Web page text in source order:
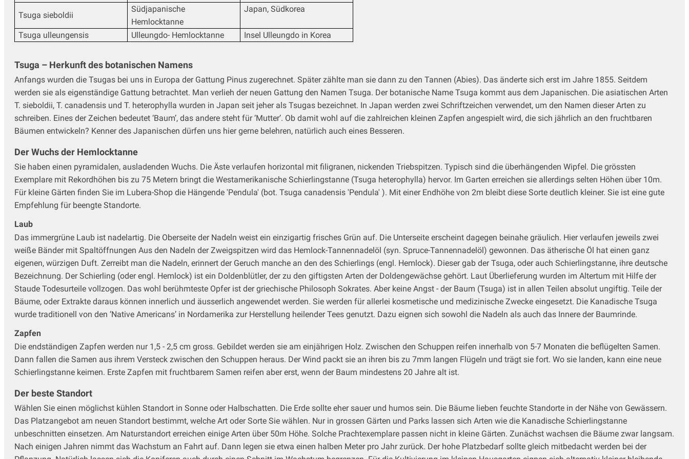
Tsuga sieboldii
Südjapanische
Hemlocktanne
Japan, Südkorea
Tsuga ulleungensis Ulleungdo- Hemlocktanne Insel Ulleungdo in Korea
Tsuga – Herkunft des botanischen Namens
Anfangs wurden die Tsugas bei uns in Europa der Gattung Pinus zugerechnet. Später zählte man sie dann zu den Tannen (Abies). Das änderte sich erst im Jahre 1855. Seitdem
werden sie als eigenständige Gattung betrachtet. Man verlieh der neuen Gattung den Namen Tsuga. Der botanische Name Tsuga kommt aus dem Japanischen. Die asiatischen Arten
T. sieboldii, T. canadensis und T. heterophylla wurden in Japan seit jeher als Tsugas bezeichnet. In Japan werden zwei Schriftzeichen verwendet, um den Namen dieser Arten zu
schreiben. Eines der Zeichen bedeutet ‘Baum’, das andere steht für ‘Mutter’. Ob damit wohl auf die zahlreichen kleinen Zapfen angespielt wird, die sich jährlich an den fruchtbaren
Bäumen entwickeln? Kenner des Japanischen dürfen uns hier gerne belehren, natürlich auch eines Besseren.
Der Wuchs der Hemlocktanne
Sie haben einen pyramidalen, ausladenden Wuchs. Die Äste verlaufen horizontal mit filigranen, nickenden Triebspitzen. Typisch sind die überhängenden Wipfel. Die grössten
Exemplare mit Rekordhöhen bis zu 75 Metern bringt die Westamerikanische Schierlingstanne (Tsuga heterophylla) hervor. Im Garten erreichen sie allerdings selten Höhen über 10m.
Für kleine Gärten finden Sie im Lubera-Shop die Hängende 'Pendula' (bot. Tsuga canadensis 'Pendula' ). Mit einer Endhöhe von 2m bleibt diese Sorte deutlich kleiner. Sie ist eine gute
Empfehlung für beengte Standorte.
Laub
Das immergrüne Laub ist nadelartig. Die Oberseite der Nadeln weist ein einzigartig frisches Grün auf. Die Unterseite erscheint dagegen beinahe gräulich. Hier verlaufen jeweils zwei
weiße Bänder mit Spaltöffnungen Aus den Nadeln der Zweigspitzen wird das Hemlock-Tannennadelöl (syn. Spruce-Tannennadelöl) gewonnen. Das ätherische Öl hat einen ganz
eigenen, würzigen Duft. Zerreibt man die Nadeln, erinnert der Geruch manche an den des Schierlings (engl. Hemlock). Dieser gab der Tsuga, oder auch Schierlingstanne, ihre deutsche
Bezeichnung. Der Schierling (oder engl. Hemlock) ist ein Doldenblütler, der zu den giftigsten Arten der Doldengewächse gehört. Laut Überlieferung wurden im Altertum mit Hilfe der
Staude Todesurteile vollzogen. Das wohl berühmteste Opfer ist der griechische Philosoph Sokrates. Aber keine Angst - der Baum (Tsuga) ist in allen Teilen absolut ungiftig. Teile der
Bäume, oder Extrakte daraus können innerlich und äusserlich angewendet werden. Sie werden für allerlei kosmetische und medizinische Zwecke eingesetzt. Die Kanadische Tsuga
wurde traditionell von den ‘Native Americans’ in Nordamerika zur Herstellung heilender Tees genutzt. Dazu eignen sich sowohl die Nadeln als auch das Innere der Baumrinde.
Zapfen
Die endständigen Zapfen werden nur 1,5 - 2,5 cm gross. Gebildet werden sie am einjährigen Holz. Zwischen den Schuppen reifen innerhalb von 5-7 Monaten die beflügelten Samen.
Dann fallen die Samen aus ihrem Versteck zwischen den Schuppen heraus. Der Wind packt sie an ihren bis zu 7mm langen Flügeln und trägt sie fort. Wo sie landen, kann eine neue
Schierlingstanne keimen. Erste Zapfen mit fruchtbarem Samen reifen aber erst, wenn der Baum mindestens 20 Jahre alt ist.
Der beste Standort
Wählen Sie einen möglichst kühlen Standort in Sonne oder Halbschatten. Die Erde sollte eher sauer und humos sein. Die Bäume lieben feuchte Standorte in der Nähe von Gewässern.
Das Platzangebot am neuen Standort bestimmt, welche Art oder Sorte Sie wählen. Nur in grossen Gärten und Parks lassen sich Arten wie die Kanadische Schierlingstanne
unbeschnitten einsetzen. Am Naturstandort erreichen einige Arten über 50m Höhe. Solche Prachtexemplare passen nicht in kleine Gärten. Zunächst wachsen die Bäume zwar langsam.
Nach einigen Jahren nimmt das Wachstum an Fahrt auf. Dann legen sie etwa einen halben Meter pro Jahr zurück. Der hohe Platzbedarf sollte gleich mitbedacht werden bei der